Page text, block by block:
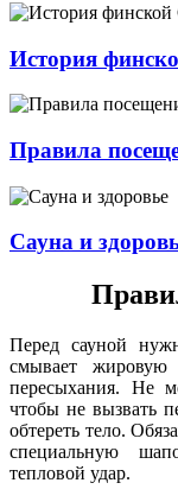
История
Правила
Сауна и
Перед сауной
смывает
пересыхания. Не
чтобы не вызвать
обтереть тело.
специальную
тепловой удар.